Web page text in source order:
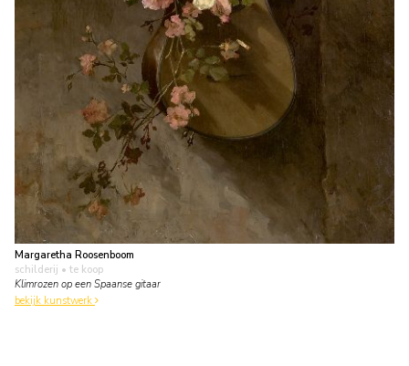
Margaretha Roosenboom
schilderij • te koop
Klimrozen op een Spaanse gitaar
bekijk kunstwerk